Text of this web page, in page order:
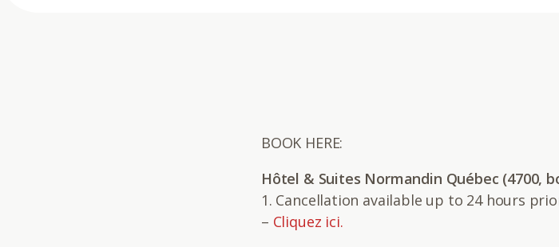
BOOK HERE:
Hôtel & Suites Normandin Québec (4700,
1. Cancellation available up to 24 hours
– Cliquez ici.